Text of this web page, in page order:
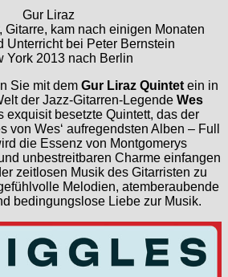
Gur Liraz
Gitarre, kam nach einigen Monaten
Unterricht bei Peter Bernstein
York 2013 nach Berlin
Sie mit dem Gur Liraz Quintet ein in
der Jazz-Gitarren-Legende Wes
exquisit besetzte Quintett, das der
von Wes‘ aufregendsten Alben – Full
die Essenz von Montgomerys
unbestreitbaren Charme einfangen
zeitlosen Musik des Gitarristen zu
Melodien, atemberaubende
bedingungslose Liebe zur Musik.